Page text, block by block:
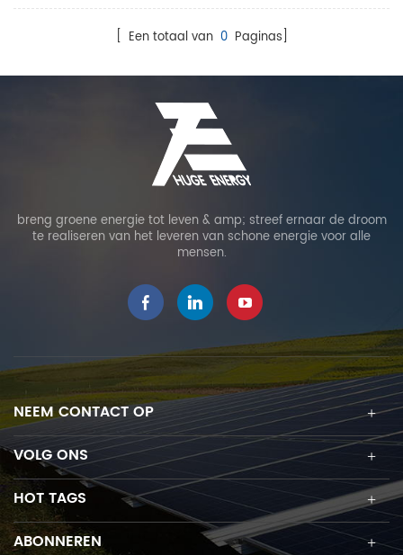
[ Een totaal van 0Paginas]
breng groene energie tot leven & amp; streef ernaar de droom
te realiseren van het leveren van schone energie voor alle
mensen.
NEEM CONTACT OP
VOLG ONS
HOT TAGS
ABONNEREN